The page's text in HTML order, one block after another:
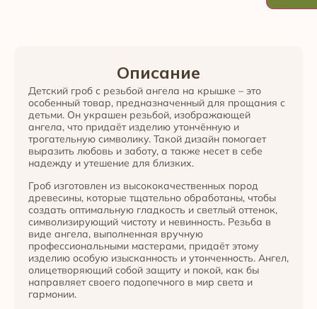
Описание
Детский гроб с резьбой ангела на крышке – это
особенный товар, предназначенный для прощания с
детьми. Он украшен резьбой, изображающей
ангела, что придаёт изделию утончённую и
трогательную символику. Такой дизайн помогает
выразить любовь и заботу, а также несет в себе
надежду и утешение для близких.
Гроб изготовлен из высококачественных пород
древесины, которые тщательно обработаны, чтобы
создать оптимальную гладкость и светлый оттенок,
символизирующий чистоту и невинность. Резьба в
виде ангела, выполненная вручную
профессиональными мастерами, придаёт этому
изделию особую изысканность и утонченность. Ангел,
олицетворяющий собой защиту и покой, как бы
направляет своего подопечного в мир света и
гармонии.